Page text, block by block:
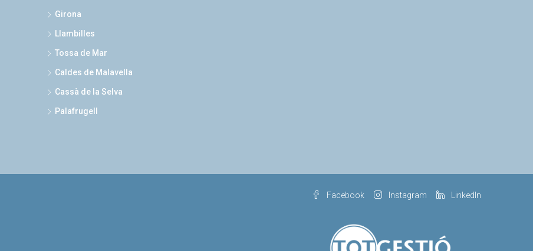
Girona
Llambilles
Tossa de Mar
Caldes de Malavella
Cassà de la Selva
Palafrugell
Facebook Instagram LinkedIn